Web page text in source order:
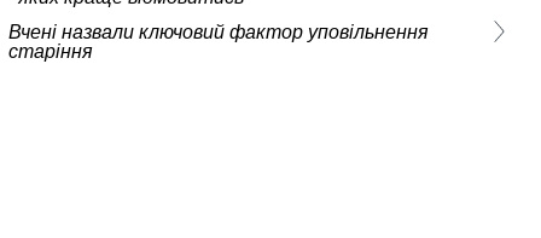
Вчені назвали ключовий фактор уповільнення
старіння